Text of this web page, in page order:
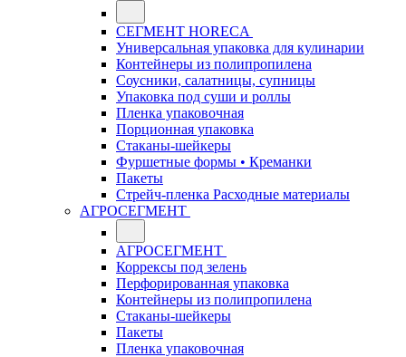
СЕГМЕНТ HORECA
Универсальная упаковка для кулинарии
Контейнеры из полипропилена
Соусники, салатницы, супницы
Упаковка под суши и роллы
Пленка упаковочная
Порционная упаковка
Стаканы-шейкеры
Фуршетные формы • Креманки
Пакеты
Стрейч-пленка Расходные материалы
АГРОСЕГМЕНТ
АГРОСЕГМЕНТ
Коррексы под зелень
Перфорированная упаковка
Контейнеры из полипропилена
Стаканы-шейкеры
Пакеты
Пленка упаковочная